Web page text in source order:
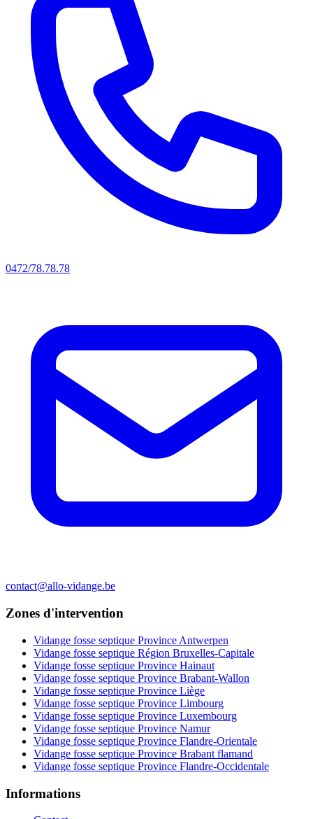
0472/78.78.78
contact@allo-vidange.be
Zones d'intervention
Vidange fosse septique Province Antwerpen
Vidange fosse septique Région Bruxelles-Capitale
Vidange fosse septique Province Hainaut
Vidange fosse septique Province Brabant-Wallon
Vidange fosse septique Province Liège
Vidange fosse septique Province Limbourg
Vidange fosse septique Province Luxembourg
Vidange fosse septique Province Namur
Vidange fosse septique Province Flandre-Orientale
Vidange fosse septique Province Brabant flamand
Vidange fosse septique Province Flandre-Occidentale
Informations